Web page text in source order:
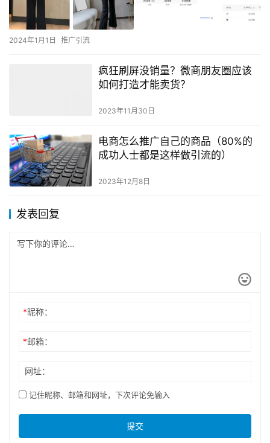
2024年1月1日 推广引流
疯狂刷屏没销量？微商朋友圈应该
如何打造才能卖货？
2023年11月30日
电商怎么推广自己的商品（80%的
成功人士都是这样做引流的）
2023年12月8日
发表回复
*昵称：
*邮箱：
网址：
记住昵称、邮箱和网址，下次评论免输入
提交